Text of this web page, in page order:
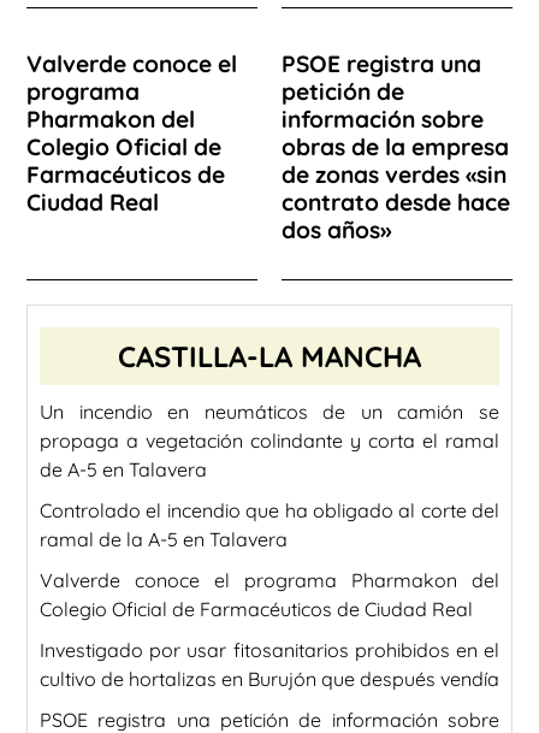
Valverde conoce el
programa
Pharmakon del
Colegio Oficial de
Farmacéuticos de
Ciudad Real
PSOE registra una
petición de
información sobre
obras de la empresa
de zonas verdes «sin
contrato desde hace
dos años»
CASTILLA-LA MANCHA
Un incendio en neumáticos de un camión se
propaga a vegetación colindante y corta el ramal
de A-5 en Talavera
Controlado el incendio que ha obligado al corte del
ramal de la A-5 en Talavera
Valverde conoce el programa Pharmakon del
Colegio Oficial de Farmacéuticos de Ciudad Real
Investigado por usar fitosanitarios prohibidos en el
cultivo de hortalizas en Burujón que después vendía
PSOE registra una petición de información sobre